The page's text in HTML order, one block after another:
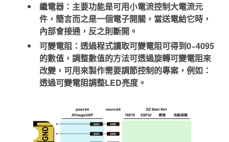
繼電器：主要功能是可用小電流控制大電流元
件，簡言而之是一個電子開關，當送電給它時，
內部會接通，反之則斷開。
可變電阻：透過程式讀取可變電阻可得到0~4095
的數值，調整數值的方法可透過旋轉可變電阻來
改變，可用來製作需要調節控制的專案，例如：
透過可變電阻調整LED亮度。